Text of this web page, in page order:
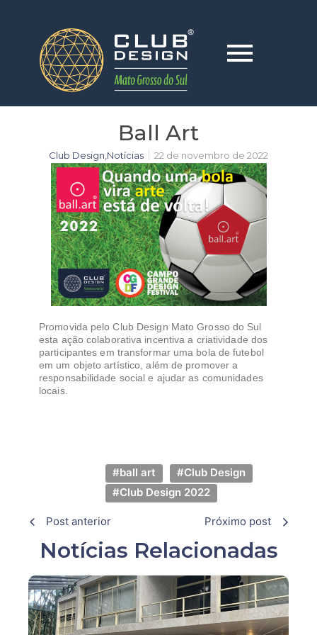
Ball Art
Club Design Notícias 22 de novembro de 2022
Promovida pelo Club Design Mato Grosso do Sul
esta ação colaborativa incentiva a criatividade dos
participantes em transformar uma bola de futebol
em um objeto artístico, além de promover a
responsabilidade social e ajudar as comunidades
locais.
#ball art
#Club Design
#Club Design 2022
Post anterior Próximo post
Notícias Relacionadas